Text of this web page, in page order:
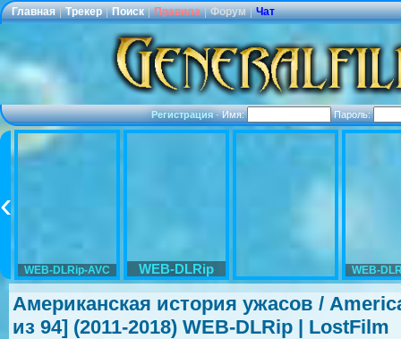
Главная | Трекер | Поиск | Правила | Форум | Чат
Регистрация·Имя: Пароль:
WEB-DLRip-AVC WEB-DLRip WEB-
Американская история ужасов /
из 94] (2011-2018) WEB-DLRip | LostFilm